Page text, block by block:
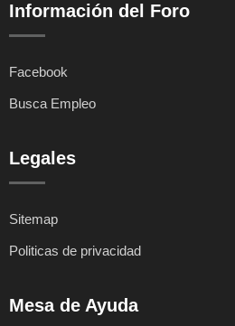
Información del Foro
Facebook
Busca Empleo
Legales
Sitemap
Politicas de privacidad
Mesa de Ayuda